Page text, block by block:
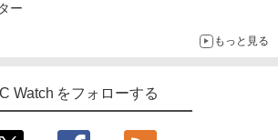
ー
もっと見る
Watch をフォローする